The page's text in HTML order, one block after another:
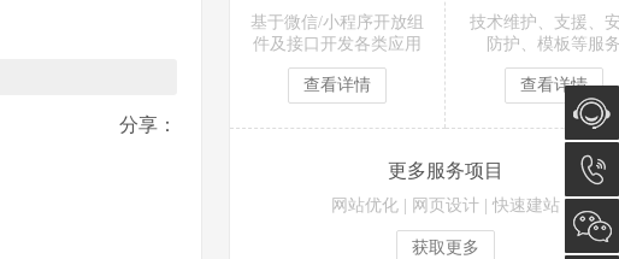
分享：
基于微信/小程序开放组
件及接口开发各类应用
查看详情
技术维护、支援、
防护、模板等服
查看详情
更多服务项目
网站优化 网页设计 快速建站
获取更多
在线咨
询
0512-